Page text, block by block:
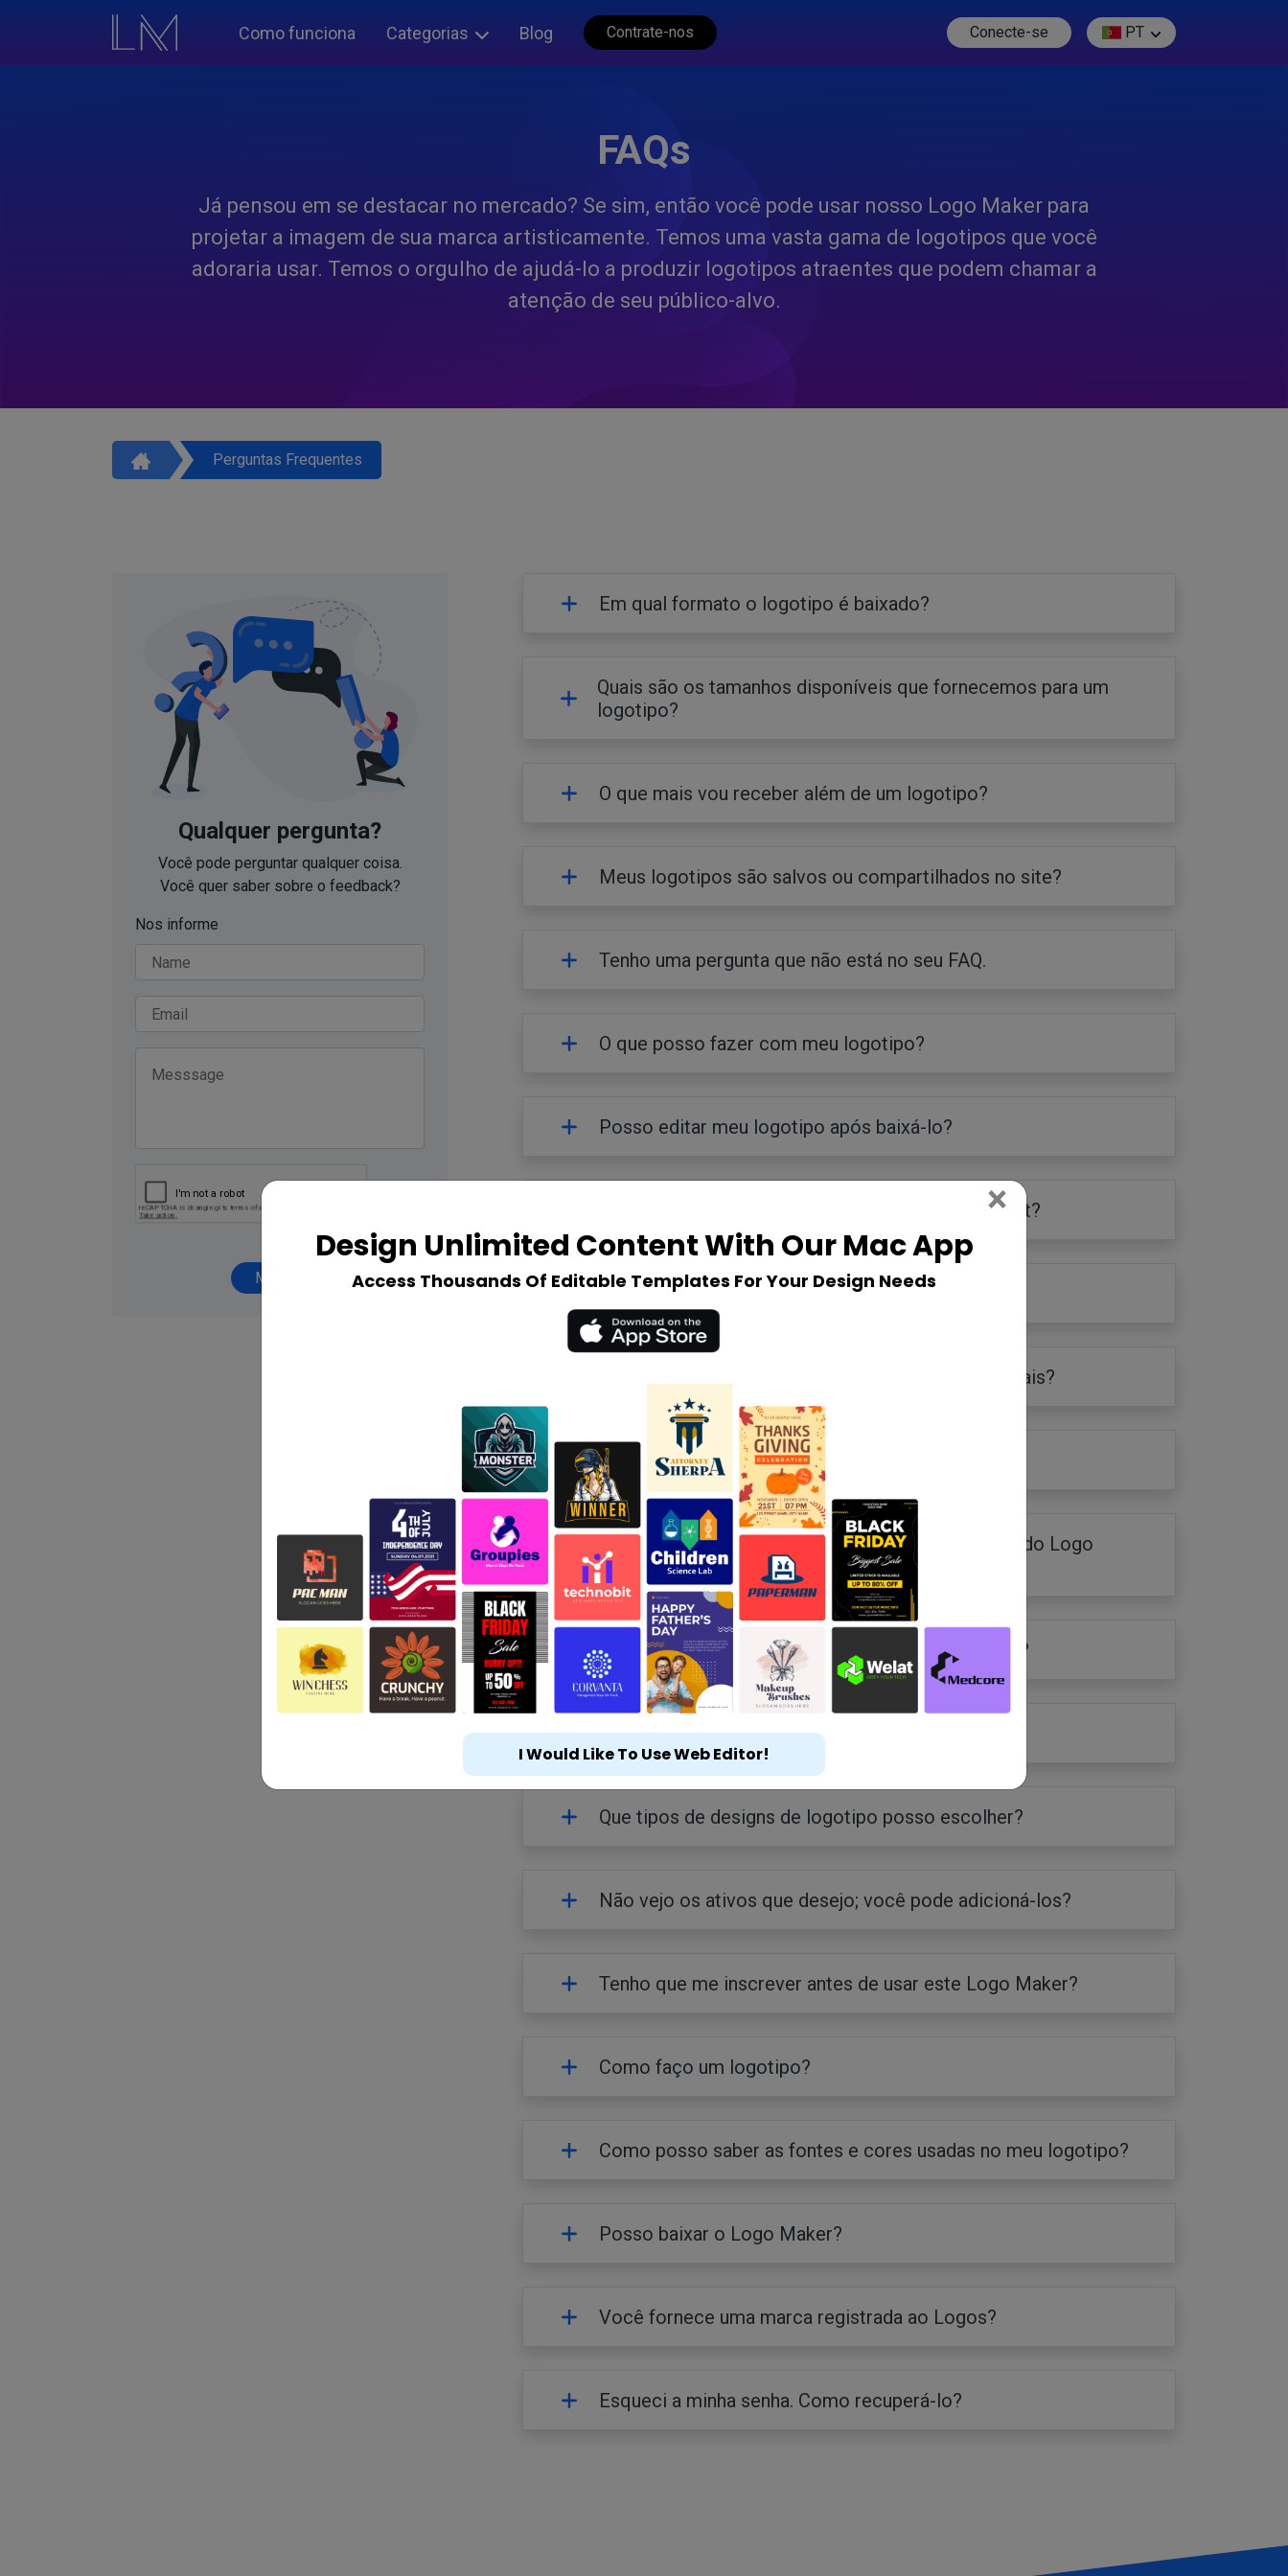
Como funciona Categorias Blog Contrate-nos Conecte-se PT
FAQs
Já pensou em se destacar no mercado? Se sim, então você pode usar nosso Logo Maker para
projetar a imagem de sua marca artisticamente. Temos uma vasta gama de logotipos que você
adoraria usar. Temos o orgulho de ajudá-lo a produzir logotipos atraentes que podem chamar a
atenção de seu público-alvo.
Perguntas Frequentes
Qualquer pergunta?
Você pode perguntar qualquer coisa.
Você quer saber sobre o feedback?
Nos informe
Mandar
Em qual formato o logotipo é baixado?
Quais são os tamanhos disponíveis que fornecemos para um
logotipo?
O que mais vou receber além de um logotipo?
Meus logotipos são salvos ou compartilhados no site?
Tenho uma pergunta que não está no seu FAQ.
O que posso fazer com meu logotipo?
Posso editar meu logotipo após baixá-lo?
Preciso criar uma conta para usar o LogoMaker.net?
Posso atualizar meu logotipo?
Você fornece tipos de arquivo de imagem adicionais?
Em qual software posso abrir o logotipo baixado?
Como entro em contato com a equipe de suporte do Logo
Maker?
Vocês oferecem um design de logotipo garantido?
Posso proteger meu logotipo?
Que tipos de designs de logotipo posso escolher?
Não vejo os ativos que desejo; você pode adicioná-los?
Tenho que me inscrever antes de usar este Logo Maker?
Como faço um logotipo?
Como posso saber as fontes e cores usadas no meu logotipo?
Posso baixar o Logo Maker?
Você fornece uma marca registrada ao Logos?
Esqueci a minha senha. Como recuperá-lo?
Design Unlimited Content With Our Mac App
Access Thousands Of Editable Templates For Your Design Needs
× Close
I Would Like To Use Web Editor!